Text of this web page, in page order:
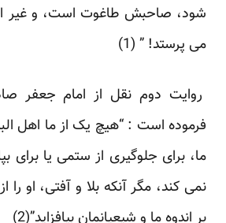
شود، صاحبش طاغوت است، و غیر
می پرستد! ” (1)
روایت دوم نقل از امام
فرموده است : “هیچ یک از ما اهل
ما، برای جلوگیری از ستمی یا برای
نمی کند، مگر آنکه بلا و آفتی، او را
بر اندوه ما و شیعیانمان بیافزاید”(2)